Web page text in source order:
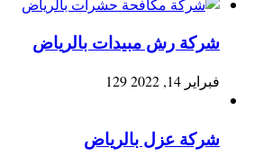
شركة رش مبيدات بالرياض
فبراير 14, 2022 129
شركة عزل بالرياض